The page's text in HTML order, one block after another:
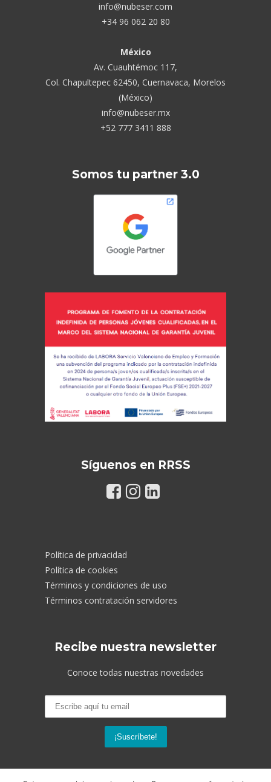
info@nubeser.com
+34 96 062 20 80
México
Av. Cuauhtémoc 117,
Col. Chapultepec 62450, Cuernavaca, Morelos
(México)
info@nubeser.mx
+52 777 3411 888
Somos tu partner 3.0
Síguenos en RRSS
Política de privacidad
Política de cookies
Términos y condiciones de uso
Términos contratación servidores
Recibe nuestra newsletter
Conoce todas nuestras novedades